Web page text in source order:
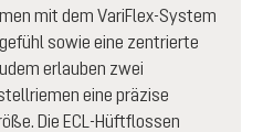
mit dem VariFlex-System
sowie eine zentrierte
erlauben zwei
eine präzise
Die ECL-Hüftflossen